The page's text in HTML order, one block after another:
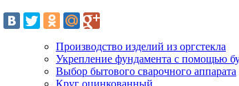
Производство изделий из оргстекла
Укрепление фундамента с помощью
Выбор бытового сварочного аппарата
Круг оцинкованный